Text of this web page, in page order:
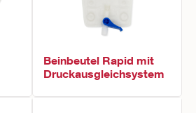
Beinbeutel Rapid mit
Druckausgleichsystem